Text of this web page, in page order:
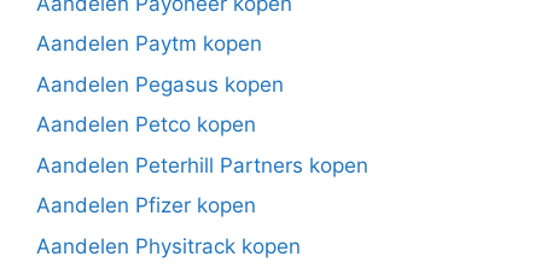
Aandelen Paytm kopen
Aandelen Pegasus kopen
Aandelen Petco kopen
Aandelen Peterhill Partners kopen
Aandelen Pfizer kopen
Aandelen Physitrack kopen